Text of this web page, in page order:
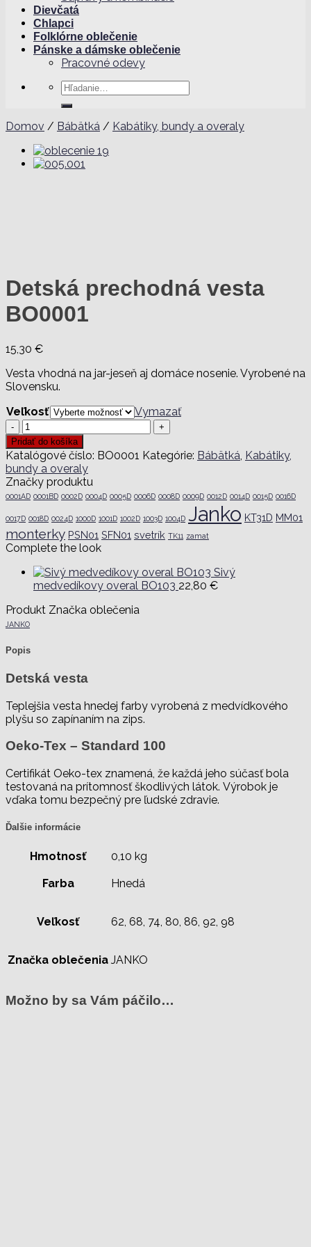
Dievčatá
Chlapci
Folklórne oblečenie
Pánske a dámske oblečenie
Pracovné odevy
Hľadať:
Domov / Bábätká / Kabátiky, bundy a overaly
Detská prechodná vesta
BO0001
15,30 €
Vesta vhodná na jar-jeseň aj domáce nosenie. Vyrobené na
Slovensku.
Veľkosť
Vymazať
množstvo
Detská
prechodná
vesta
BO0001
Pridať do košíka
Katalógové číslo: BO0001 Kategórie: Bábätká Kabátiky,
bundy a overaly
Značky produktu
0001AD 0001BD 0002D 0004D 0005D 0006D 0008D 0009D 0012D 0014D 0015D 0016D
0017D 0018D 0024D 1000D 1001D 1002D 1003D 1004D Janko KT31D MM01
monterky PSN01 SFN01 svetrík TK11 zamat
Complete the look
Sivý
medvedíkovy overal BO103 22,80 €
Produkt Značka oblečenia
JANKO
Popis
Detská vesta
Teplejšia vesta hnedej farby vyrobená z medvídkového
plyšu so zapínaním na zips.
Oeko-Tex – Standard 100
Certifikát Oeko-tex znamená, že každá jeho súčasť bola
testovaná na prítomnosť škodlivých látok. Výrobok je
vďaka tomu bezpečný pre ľudské zdravie.
Ďalšie informácie
Hmotnosť 0,10 kg
Farba Hnedá
Veľkosť 62, 68, 74, 80, 86, 92, 98
Značka oblečenia JANKO
Možno by sa Vám páčilo…